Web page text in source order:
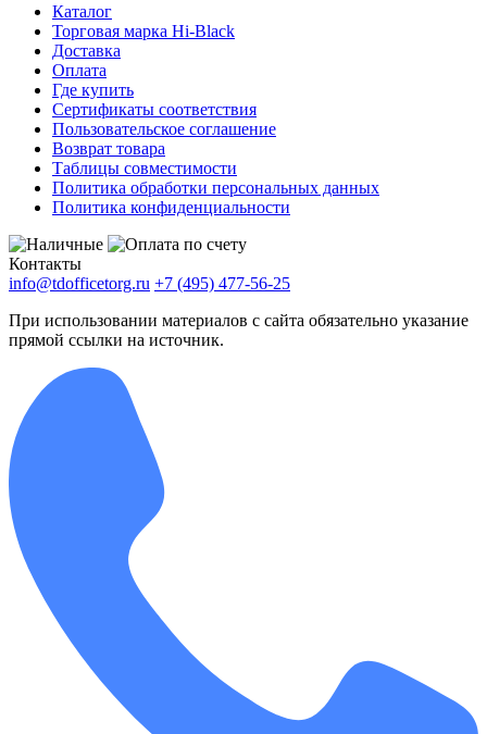
Каталог
Торговая марка Hi-Black
Доставка
Оплата
Где купить
Сертификаты соответствия
Пользовательское соглашение
Возврат товара
Таблицы совместимости
Политика обработки персональных данных
Политика конфиденциальности
Контакты
info@tdofficetorg.ru +7 (495) 477-56-25
При использовании материалов с сайта обязательно указание
прямой ссылки на источник.